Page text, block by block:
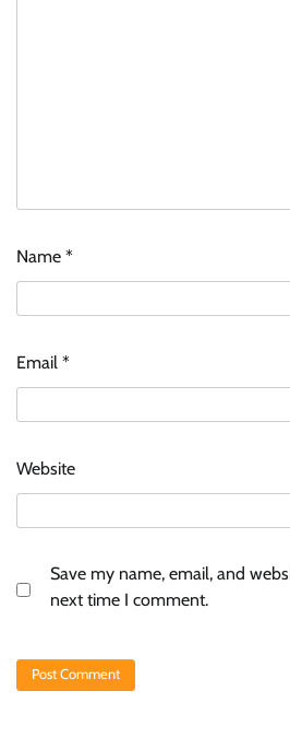
Name *
Email *
Website
Save my name, email, and
next time I comment.